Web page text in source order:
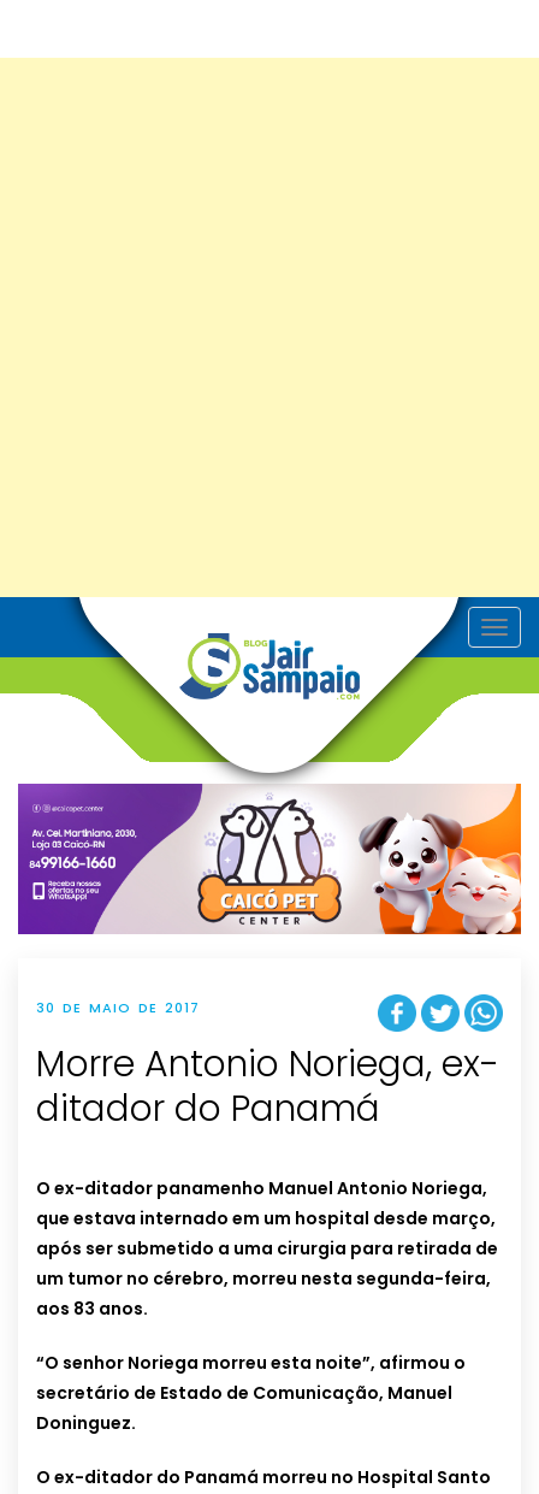
T
o
v
g
t
i
o
n
30 DE MAIO DE 2017
Morre Antonio Noriega, ex-
ditador do Panamá
O ex-ditador panamenho Manuel Antonio Noriega,
que estava internado em um hospital desde março,
após ser submetido a uma cirurgia para retirada de
um tumor no cérebro, morreu nesta segunda-feira,
aos 83 anos.
“O senhor Noriega morreu esta noite”, afirmou o
secretário de Estado de Comunicação, Manuel
Doninguez.
O ex-ditador do Panamá morreu no Hospital Santo